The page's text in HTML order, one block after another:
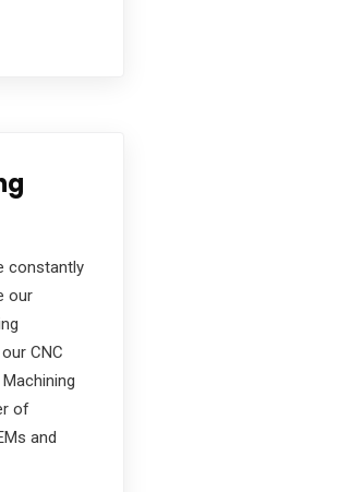
constantly
our
CNC
of
and